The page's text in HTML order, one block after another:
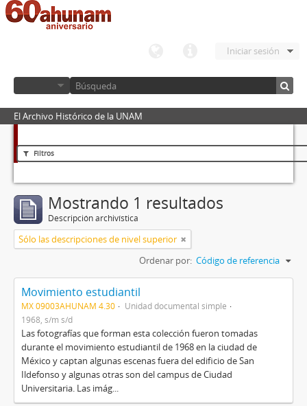
Iniciar sesión
El Archivo Histórico de la UNAM
Filtros
Mostrando 1 resultados
Descripción archivística
Sólo las descripciones de nivel superior
Ordenar por: Código de referencia
Movimiento estudiantil
MX 09003AHUNAM 4.30
Unidad documental simple
1968, s/m s/d
Las fotografías que forman esta colección fueron tomadas
durante el movimiento estudiantil de 1968 en la ciudad de
México y captan algunas escenas fuera del edificio de San
Ildefonso y algunas otras son del campus de Ciudad
Universitaria. Las imág...